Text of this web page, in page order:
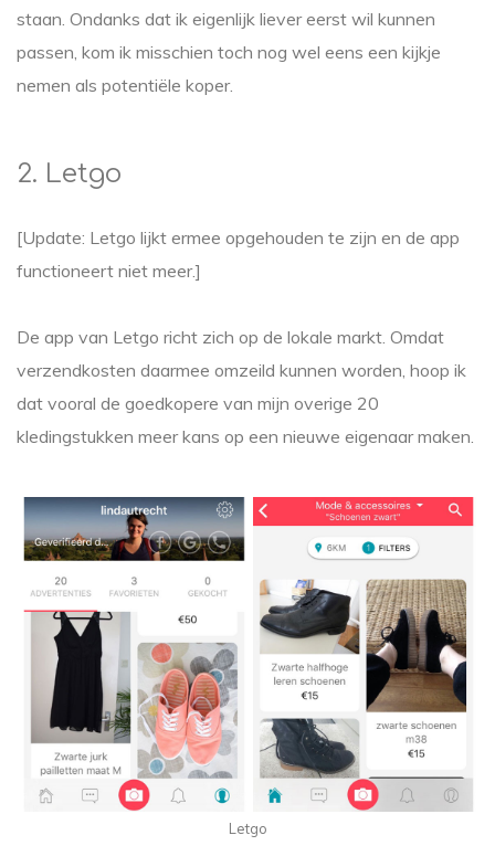
staan. Ondanks dat ik eigenlijk liever eerst wil kunnen
passen, kom ik misschien toch nog wel eens een kijkje
nemen als potentiële koper.
2. Letgo
[Update: Letgo lijkt ermee opgehouden te zijn en de app
functioneert niet meer.]
De app van Letgo richt zich op de lokale markt. Omdat
verzendkosten daarmee omzeild kunnen worden, hoop ik
dat vooral de goedkopere van mijn overige 20
kledingstukken meer kans op een nieuwe eigenaar maken.
Letgo